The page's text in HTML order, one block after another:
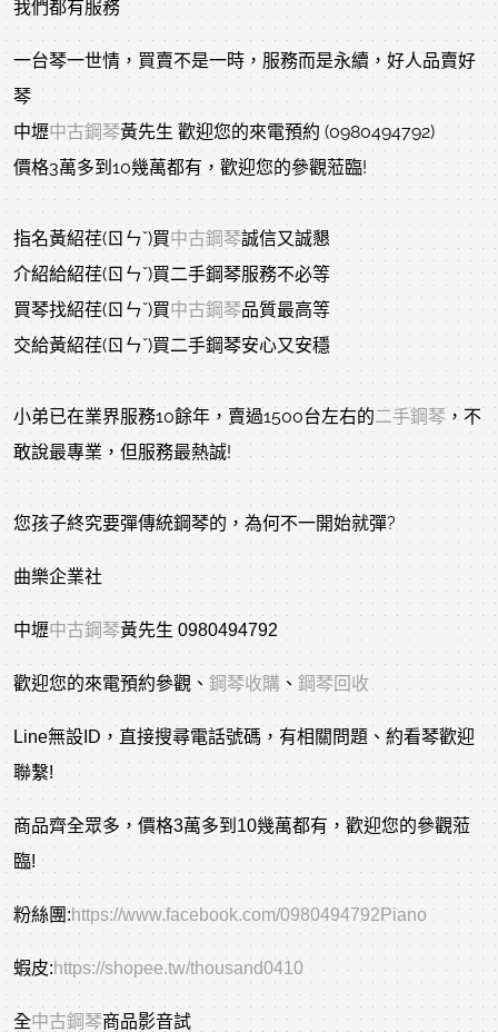
我們都有服務
一台琴一世情，買賣不是一時，服務而是永續，好人品賣好
琴
中壢中古鋼琴黃先生 歡迎您的來電預約 (0980494792)
價格3萬多到10幾萬都有，歡迎您的參觀蒞臨!
指名黃紹荏(ㄖㄣˇ)買中古鋼琴誠信又誠懇
介紹給紹荏(ㄖㄣˇ)買二手鋼琴服務不必等
買琴找紹荏(ㄖㄣˇ)買中古鋼琴品質最高等
交給黃紹荏(ㄖㄣˇ)買二手鋼琴安心又安穩
小弟已在業界服務10餘年，賣過1500台左右的二手鋼琴，不
敢說最專業，但服務最熱誠!
您孩子終究要彈傳統鋼琴的，為何不一開始就彈?
曲樂企業社
中壢中古鋼琴黃先生 0980494792
歡迎您的來電預約參觀、 鋼琴收購 、 鋼琴回收
Line無設ID，直接搜尋電話號碼，有相關問題、約看琴歡迎
聯繫!
商品齊全眾多，價格3萬多到10幾萬都有，歡迎您的參觀蒞
臨!
粉絲團:https://www.facebook.com/0980494792Piano
蝦皮:https://shopee.tw/thousand0410
全中古鋼琴商品影音試